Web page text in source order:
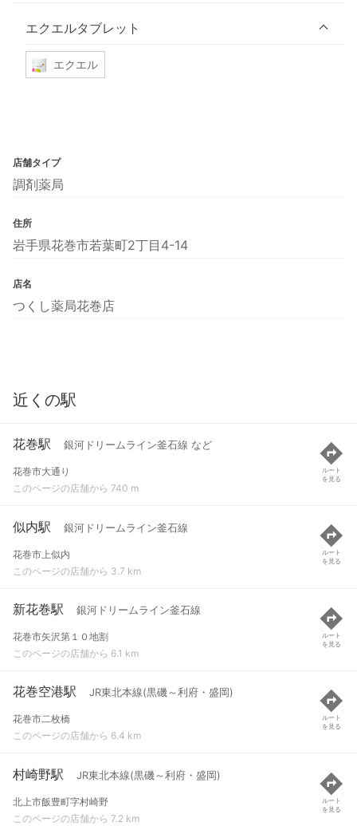
エクエルタブレット
エクエル
店舗タイプ
調剤薬局
住所
岩手県花巻市若葉町2丁目4-14
店名
つくし薬局花巻店
近くの駅
花巻駅 銀河ドリームライン釜石線 など
花巻市大通り
このページの店舗から 740 m
ルート
を見る
似内駅 銀河ドリームライン釜石線
花巻市上似内
このページの店舗から 3.7 km
ルート
を見る
新花巻駅 銀河ドリームライン釜石線
花巻市矢沢第１０地割
このページの店舗から 6.1 km
ルート
を見る
花巻空港駅 JR東北本線(黒磯～利府・盛岡)
花巻市二枚橋
このページの店舗から 6.4 km
ルート
を見る
村崎野駅 JR東北本線(黒磯～利府・盛岡)
北上市飯豊町字村崎野
このページの店舗から 7.2 km
ルート
を見る